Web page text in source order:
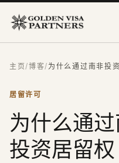
主页/博客/ 为什么通过南非投
居留许可
为什么通
投资居留权